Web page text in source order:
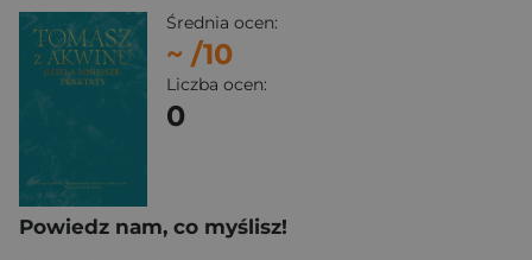
Średnia ocen:
~ /10
Liczba ocen:
0
Powiedz nam, co myślisz!